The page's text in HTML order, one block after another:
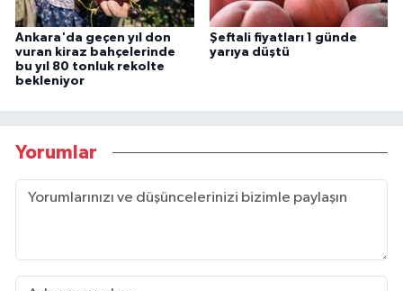
Ankara'da geçen yıl don
vuran kiraz bahçelerinde
bu yıl 80 tonluk rekolte
bekleniyor
Şeftali fiyatları 1 günde
yarıya düştü
Yorumlar